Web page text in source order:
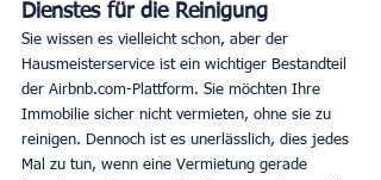
Dienstes für die Reinigung
Sie wissen es vielleicht schon, aber der
Hausmeisterservice ist ein wichtiger Bestandteil
der Airbnb.com-Plattform. Sie möchten Ihre
Immobilie sicher nicht vermieten, ohne sie zu
reinigen. Dennoch ist es unerlässlich, dies jedes
Mal zu tun, wenn eine Vermietung gerade